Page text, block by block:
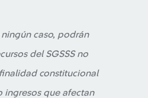
caso, podrán
del SGSSS no
constitucional
ingresos que afectan